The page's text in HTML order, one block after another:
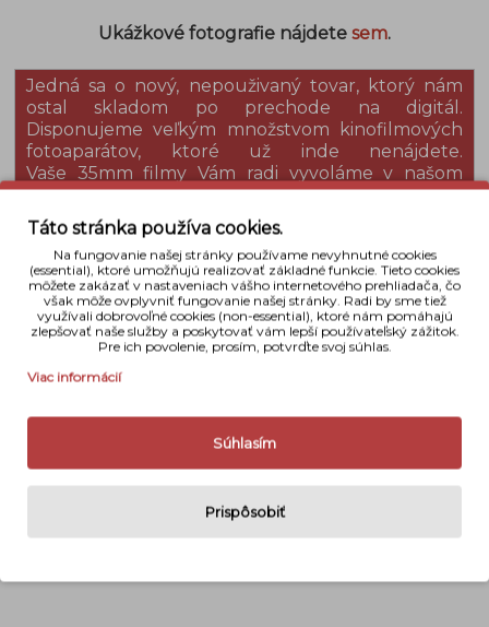
Ukážkové fotografie nájdete sem.
Jedná sa o nový, nepouživaný tovar, ktorý nám
ostal skladom po prechode na digitál.
Disponujeme veľkým množstvom kinofilmových
fotoaparátov, ktoré už inde nenájdete.
Vaše 35mm filmy Vám radi vyvoláme v našom
fotoštúdiu procesom C41 -VIAC TU.
Detaily
Typ analógu
Kompakt
Dátum a čas
Áno
Rozmery 120 mm x 62 mm x 37 mm
Táto stránka používa cookies.
Na fungovanie našej stránky používame nevyhnutné cookies
(essential), ktoré umožňujú realizovať základné funkcie. Tieto cookies
môžete zakázať v nastaveniach vášho internetového prehliadača, čo
však môže ovplyvniť fungovanie našej stránky. Radi by sme tiež
využívali dobrovoľné cookies (non-essential), ktoré nám pomáhajú
zlepšovať naše služby a poskytovať vám lepší používateľský zážitok.
Pre ich povolenie, prosím, potvrďte svoj súhlas.
Viac informácií
Súhlasím
Prispôsobiť